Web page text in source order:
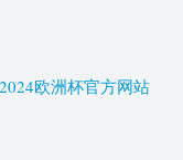
欧洲杯官方网站